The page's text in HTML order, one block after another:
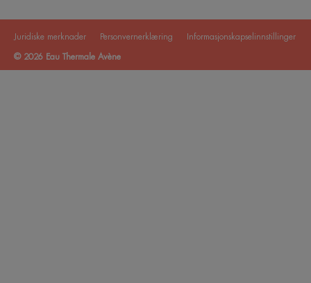
Juridiske merknader Personvernerklæring Informasjonskapselinnstillinger
© 2026 Eau Thermale Avène